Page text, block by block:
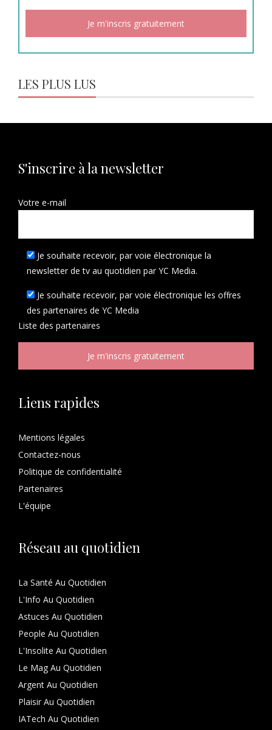
LES PLUS LUS
S'inscrire à la newsletter
Votre e-mail
Je souhaite recevoir, par voie électronique la
newsletter de tv au quotidien par YC Media.
Je souhaite recevoir, par voie électronique les offres
des partenaires de YC Media
Liste des partenaires
Liens rapides
Mentions légales
Contactez-nous
Politique de confidentialité
Partenaires
L'équipe
Réseau au quotidien
La Santé Au Quotidien
L'Info Au Quotidien
Astuces Au Quotidien
People Au Quotidien
L'Insolite Au Quotidien
Le Mag Au Quotidien
Argent Au Quotidien
Plaisir Au Quotidien
IATech Au Quotidien